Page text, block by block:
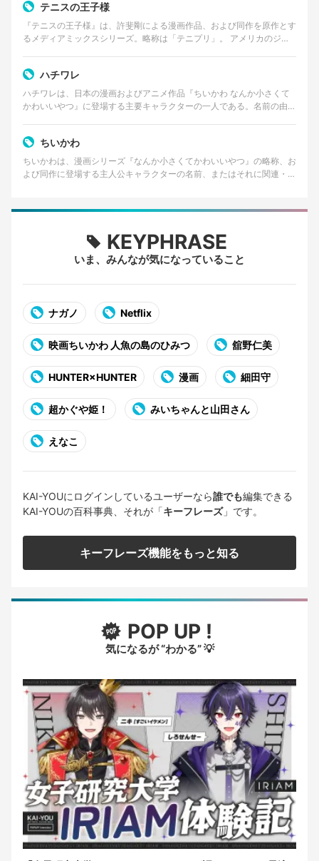
テニスの王子様
『テニスの王子様』は、許斐剛による漫画作品、および同作を原作とす
るメディアミックスシリーズ。略称は「テニプリ」。 アメリカのジュ
ハチワレ
ハチワレは、日本の漫画およびアニメ作品『ちいかわ なんか小さくて
かわいいやつ』に登場する主要キャラクターの一人である。名前の由来
ちいかわ
ちいかわは、漫画シリーズ『なんか小さくてかわいいやつ』の略称、お
よび同作に登場する主人公キャラクターの名前、またはそれに関連・付
KEYPHRASE
いま、みんなが気になっていること
ナガノ Netflix
映画ちいかわ 人魚の島のひみつ 舘野仁美
HUNTER×HUNTER 漫画 細田守
超かぐや姫！ みいちゃんと山田さん
えなこ
KAI-YOUにログインしているユーザーなら誰でも編集できる
KAI-YOUの百科事典、それが「キーフレーズ」です。
キーフレーズ機能をもっと知る
POP UP !
気になるが “わかる” 💡